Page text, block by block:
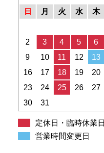
日
月 火 水 木
2
3 4 5 6
9
10 11 12 13
16
17 18 19 20
23
24 25 26 27
30
31
定休日・臨時休業日
営業時間変更日